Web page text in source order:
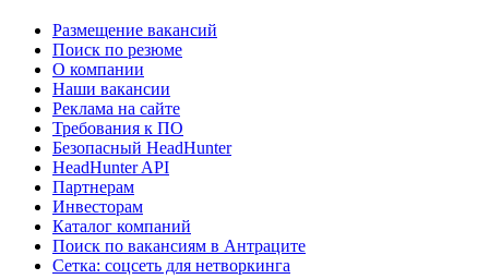
Размещение вакансий
Поиск по резюме
О компании
Наши вакансии
Реклама на сайте
Требования к ПО
Безопасный HeadHunter
HeadHunter API
Партнерам
Инвесторам
Каталог компаний
Поиск по вакансиям в Антраците
Сетка: соцсеть для нетворкинга